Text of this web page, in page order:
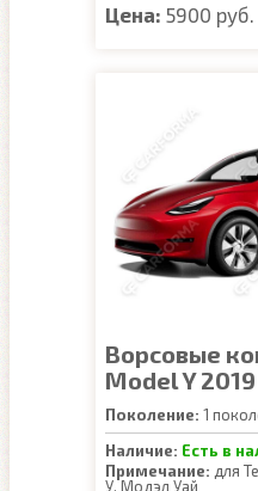
Цена: 5900 руб.
Ворсовые
Model Y
Поколение: 1
Наличие: Есть в
Примечание: для
У, Модэл Уай